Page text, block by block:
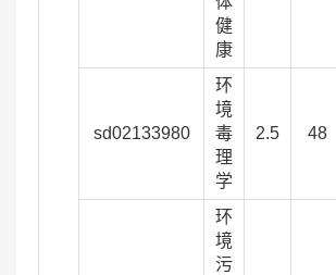
健
康
sd02133980
环
境
毒
理
学
2.5 48
环
境
污